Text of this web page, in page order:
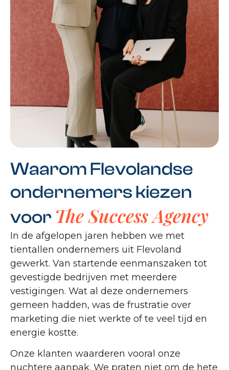
Waarom Flevolandse
ondernemers kiezen
voor The Success Agency
In de afgelopen jaren hebben we met
tientallen ondernemers uit Flevoland
gewerkt. Van startende eenmanszaken tot
gevestigde bedrijven met meerdere
vestigingen. Wat al deze ondernemers
gemeen hadden, was de frustratie over
marketing die niet werkte of te veel tijd en
energie kostte.
Onze klanten waarderen vooral onze
nuchtere aanpak. We praten niet om de hete